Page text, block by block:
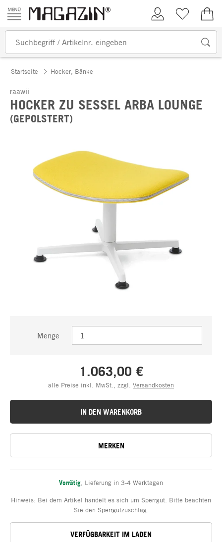
Zum Inhalt springen
Kundenkonto
Merkliste
Startseite Hocker, Bänke
raawii
HOCKER ZU SESSEL ARBA LOUNGE
(GEPOLSTERT)
Menge
1.063,00 €
alle Preise inkl. MwSt., zzgl. Versandkosten
IN DEN WARENKORB
MERKEN
Vorrätig Lieferung in 3-4 Werktagen
Hinweis: Bei dem Artikel handelt es sich um Sperrgut. Bitte beachten
Sie den Sperrgutzuschlag.
VERFÜGBARKEIT IM LADEN